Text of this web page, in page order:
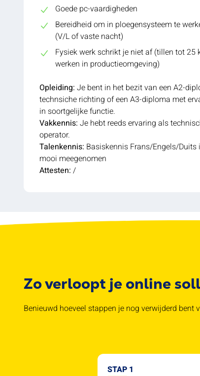
Goede pc-vaardigheden
Bereidheid om in ploegensysteem te
(V/L of vaste nacht)
Fysiek werk schrikt je niet af (tillen tot 25
werken in productieomgeving)
Opleiding: Je bent in het bezit van een A2-
technsiche richting of een A3-diploma met
in soortgelijke functie.
Vakkennis: Je hebt reeds ervaring als
operator.
Talenkennis: Basiskennis Frans/Engels/Duits
mooi meegenomen
Attesten: /
Zo verloopt je online
Benieuwd hoeveel stappen je nog verwijderd bent
STAP 1